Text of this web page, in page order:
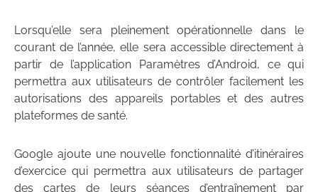
Lorsqu’elle sera pleinement opérationnelle dans le
courant de l’année, elle sera accessible directement à
partir de l’application Paramètres d’Android, ce qui
permettra aux utilisateurs de contrôler facilement les
autorisations des appareils portables et des autres
plateformes de santé.
Google ajoute une nouvelle fonctionnalité d’itinéraires
d’exercice qui permettra aux utilisateurs de partager
des cartes de leurs séances d’entraînement par